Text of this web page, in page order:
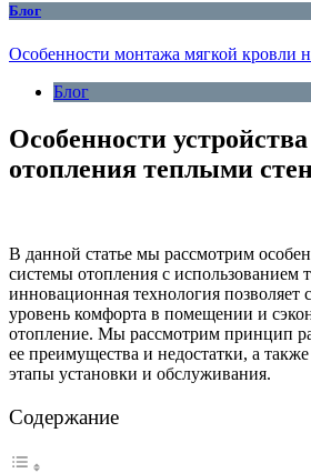
Блог
Особенности монтажа мягкой кровли
Блог
Особенности
отопления теплыми
В данной статье мы рассмотрим
системы отопления с использованием
инновационная технология позволяет
уровень комфорта в помещении и
отопление. Мы рассмотрим принцип
ее преимущества и недостатки, а
этапы установки и обслуживания.
Содержание